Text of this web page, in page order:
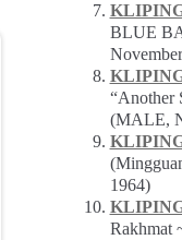
BLUE
“Another
(MALE,
1964)
Rakhmat